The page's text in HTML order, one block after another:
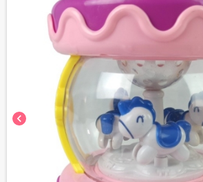
chevron_left